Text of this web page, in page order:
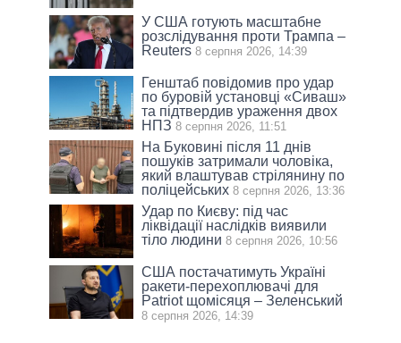
У США готують масштабне
розслідування проти Трампа –
Reuters 8 серпня 2026, 14:39
Генштаб повідомив про удар
по буровій установці «Сиваш»
та підтвердив ураження двох
НПЗ 8 серпня 2026, 11:51
На Буковині після 11 днів
пошуків затримали чоловіка,
який влаштував стрілянину по
поліцейських 8 серпня 2026, 13:36
Удар по Києву: під час
ліквідації наслідків виявили
тіло людини 8 серпня 2026, 10:56
США постачатимуть Україні
ракети-перехоплювачі для
Patriot щомісяця – Зеленський
8 серпня 2026, 14:39